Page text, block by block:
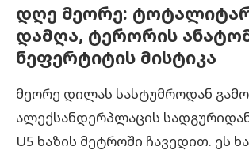
დღე მეორე:
დამღა, ტერორის
ნეფერტიტის მისტიკა
მეორე დილას სასტუმროდან
ალექსანდერპლაცის
U5 ხაზის მეტროში ჩავედით. ეს